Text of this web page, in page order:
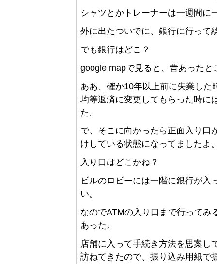
シャツとかトレーナーは一週間に
外に出たついでに、銀行に行って
でも銀行はどこ？
google mapで見ると、昔あった
ああ、確か10年以上前に失業し
均等返済に変更してもらった時に
た。
で、そこに向かったら正面入り口
けしている状態になってましたよ
入り口はどこかね？
ビルのロビーには一階に銀行が入
い。
なのでATMの入り口まで行ってみ
あった。
店舗に入って手続き方法を思案し
訪ねてきたので、振り込み用紙で